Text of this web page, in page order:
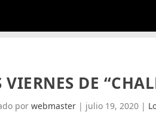
VIERNES DE
porwebmaster | julio 19, 2020 |